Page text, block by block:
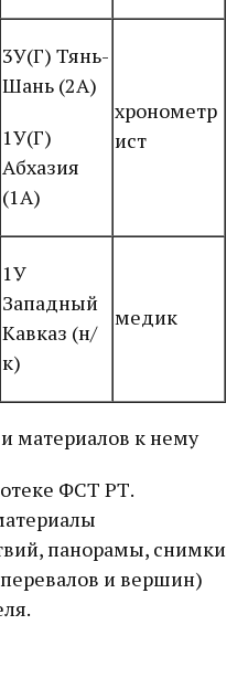
3У(Г) Тянь-
Шань (2А)
1У(Г)
Абхазия
(1А)
хронометр
ист
1У
Западный
Кавказ (н/
к)
медик
материалов к нему
ФСТ РТ.
панорамы, снимки
и вершин)